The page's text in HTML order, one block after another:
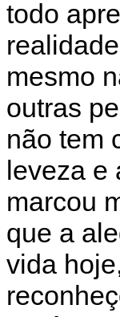
todo
mesmo
outras
não tem
leveza e
marcou
que a
vida